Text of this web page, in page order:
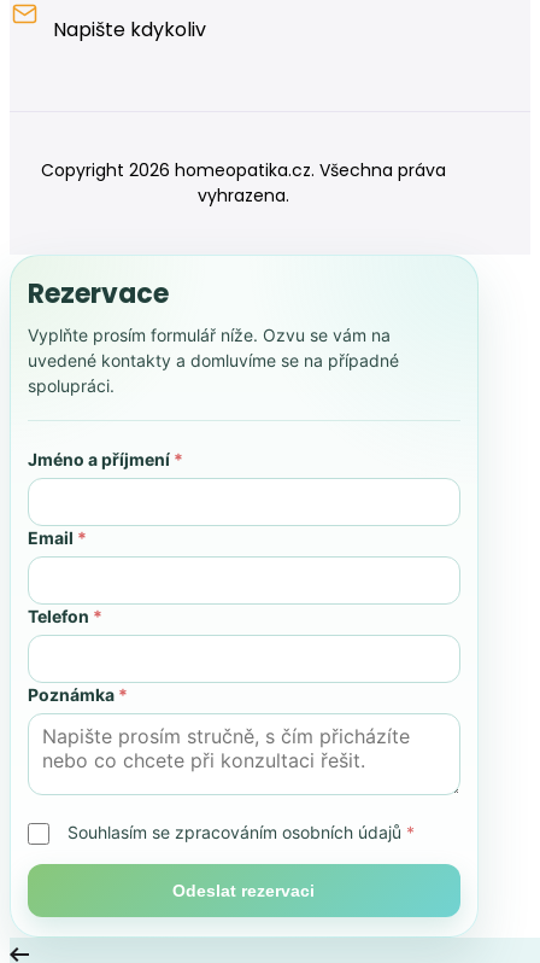
Napište kdykoliv
Copyright 2026 homeopatika.cz. Všechna práva
vyhrazena.
Rezervace
Vyplňte prosím formulář níže. Ozvu se vám na
uvedené kontakty a domluvíme se na případné
spolupráci.
Jméno a příjmení *
Email *
Telefon *
Poznámka *
Souhlasím se zpracováním osobních údajů *
Odeslat rezervaci